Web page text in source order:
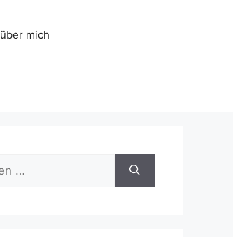
über mich